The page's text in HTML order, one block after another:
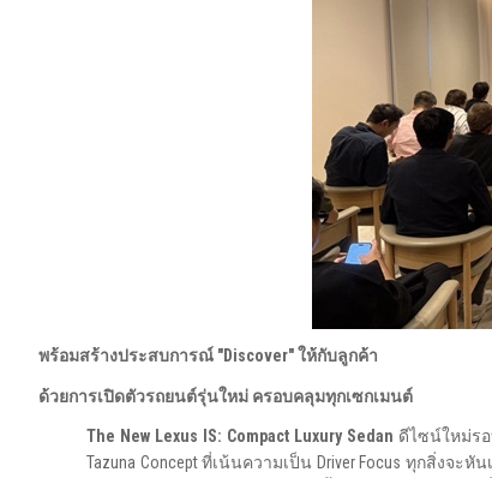
พร้อมสร้างประสบการณ์ "Discover" ให้กับลูกค้า
ด้วยการเปิดตัวรถยนต์รุ่นใหม่ ครอบคลุมทุกเซกเมนต์
The New Lexus IS: Compact Luxury Sedan ดีไซน์ใหม่ร
Tazuna Concept ที่เน้นความเป็น Driver Focus ทุกสิ่งจะ